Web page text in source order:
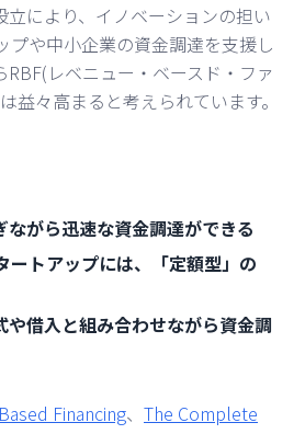
立により、イノベーションの担い
プや中小企業の資金調達を支援し
レベニュー・ベースド・ファ
益々高まると考えられています。
ながら迅速な資金調達ができる
ートアップには、「定額型」の
や借入と組み合わせながら資金調
Financing、 The Complete